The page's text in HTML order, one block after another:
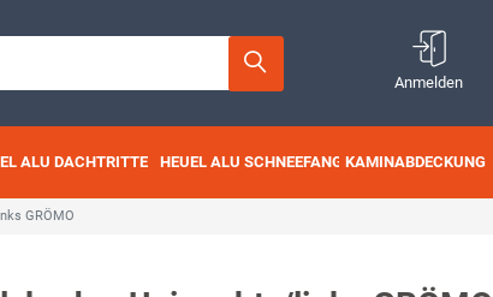
Anmelden
ALU DACHTRITTE HEUEL ALU SCHNEEFANG KAMINABDECKUNG
GRÖMO